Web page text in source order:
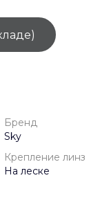
Бренд
Sky
Крепление линз
На леске